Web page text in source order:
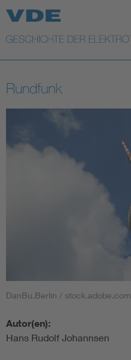
Top Themen
Weitere Themen
Rundfunk
DanBu.Berlin / stock.adobe.com
Autor(en):
Hans Rudolf Johannsen